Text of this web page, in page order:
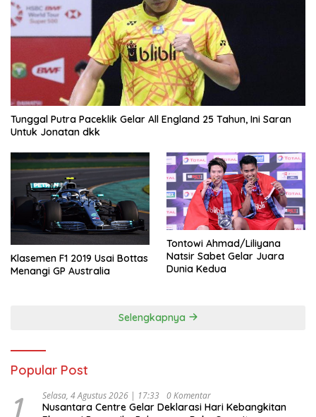
Tunggal Putra Paceklik Gelar All England 25 Tahun, Ini Saran
Untuk Jonatan dkk
Klasemen F1 2019 Usai Bottas
Menangi GP Australia
Tontowi Ahmad/Liliyana
Natsir Sabet Gelar Juara
Dunia Kedua
Selengkapnya
Popular Post
1 Selasa, 4 Agustus 2026 | 17:33 0 Komentar
Nusantara Centre Gelar Deklarasi Hari Kebangkitan